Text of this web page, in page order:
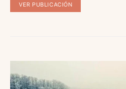
VER PUBLICACIÓN